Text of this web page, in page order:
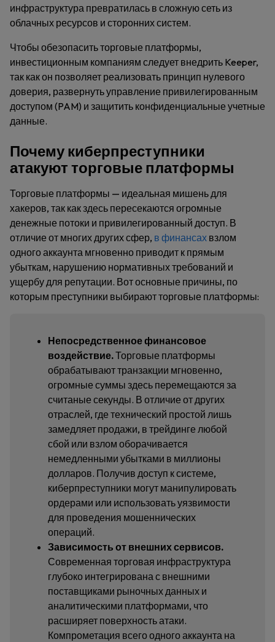
инфраструктура превратилась в сложную сеть из
облачных ресурсов и сторонних систем.
Чтобы обезопасить торговые платформы,
инвестиционным компаниям следует внедрить Keeper,
так как он позволяет реализовать принцип нулевого
доверия, развернуть управление привилегированным
доступом (PAM) и защитить конфиденциальные учетные
данные.
Почему киберпреступники
атакуют торговые платформы
Торговые платформы — идеальная мишень для
хакеров, так как здесь пересекаются огромные
денежные потоки и привилегированный доступ. В
отличие от многих других сфер, в финансах взлом
одного аккаунта мгновенно приводит к прямым
убыткам, нарушению нормативных требований и
ущербу для репутации. Вот основные причины, по
которым преступники выбирают торговые платформы:
Непосредственное финансовое
воздействие.Торговые платформы
обрабатывают транзакции мгновенно,
огромные суммы здесь перемещаются за
считаные секунды. В отличие от других
отраслей, где технический простой лишь
замедляет продажи, в трейдинге любой
сбой или взлом оборачивается
немедленными убытками в миллионы
долларов. Получив доступ к системе,
киберпреступники могут манипулировать
ордерами или использовать уязвимости
для проведения мошеннических
операций.
Зависимость от внешних сервисов.
Современная торговая инфраструктура
глубоко интегрирована с внешними
поставщиками рыночных данных и
аналитическими платформами, что
расширяет поверхность атаки.
Компрометация всего одного аккаунта на